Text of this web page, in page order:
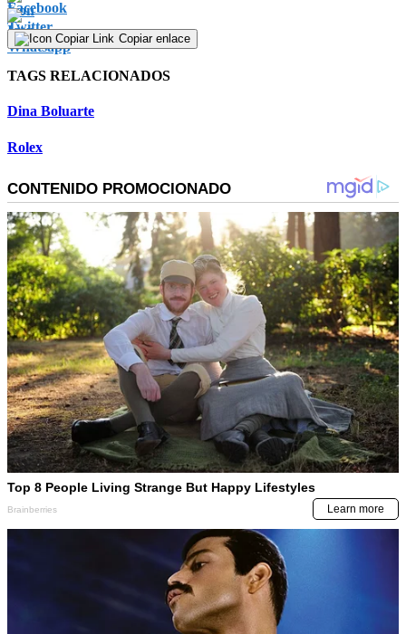
Copiar enlace
TAGS RELACIONADOS
Dina Boluarte
Rolex